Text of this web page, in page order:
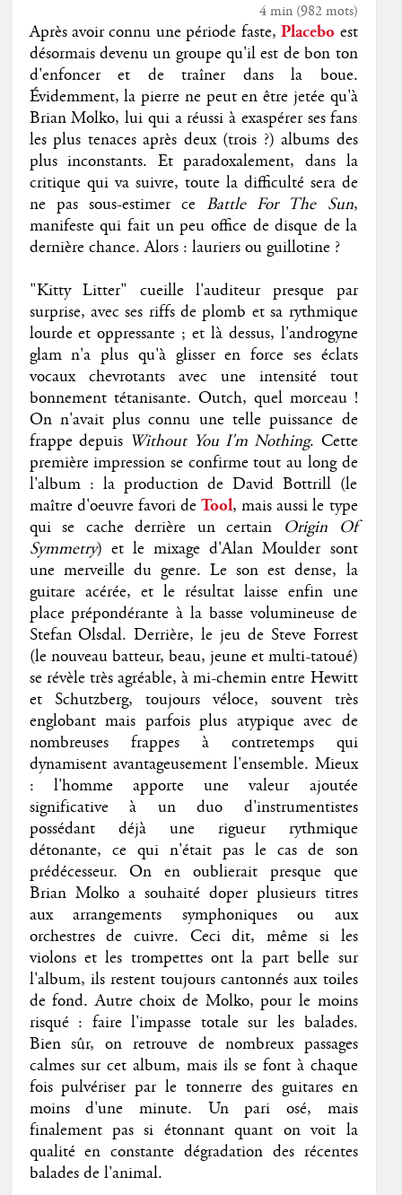
4 min(982mots)
Après avoir connu une période faste, Placebo est
désormais devenu un groupe qu'il est de bon ton
d'enfoncer et de traîner dans la boue.
Évidemment, la pierre ne peut en être jetée qu'à
Brian Molko, lui qui a réussi à exaspérer ses fans
les plus tenaces après deux (trois ?) albums des
plus inconstants. Et paradoxalement, dans la
critique qui va suivre, toute la difficulté sera de
ne pas sous-estimer ce Battle For The Sun,
manifeste qui fait un peu office de disque de la
dernière chance. Alors : lauriers ou guillotine ?
"Kitty Litter" cueille l'auditeur presque par
surprise, avec ses riffs de plomb et sa rythmique
lourde et oppressante ; et là dessus, l'androgyne
glam n'a plus qu'à glisser en force ses éclats
vocaux chevrotants avec une intensité tout
bonnement tétanisante. Outch, quel morceau !
On n'avait plus connu une telle puissance de
frappe depuis Without You I'm Nothing. Cette
première impression se confirme tout au long de
l'album : la production de David Bottrill (le
maître d'oeuvre favori de Tool, mais aussi le type
qui se cache derrière un certain Origin Of
Symmetry) et le mixage d'Alan Moulder sont
une merveille du genre. Le son est dense, la
guitare acérée, et le résultat laisse enfin une
place prépondérante à la basse volumineuse de
Stefan Olsdal. Derrière, le jeu de Steve Forrest
(le nouveau batteur, beau, jeune et multi-tatoué)
se révèle très agréable, à mi-chemin entre Hewitt
et Schutzberg, toujours véloce, souvent très
englobant mais parfois plus atypique avec de
nombreuses frappes à contretemps qui
dynamisent avantageusement l'ensemble. Mieux
: l'homme apporte une valeur ajoutée
significative à un duo d'instrumentistes
possédant déjà une rigueur rythmique
détonante, ce qui n'était pas le cas de son
prédécesseur. On en oublierait presque que
Brian Molko a souhaité doper plusieurs titres
aux arrangements symphoniques ou aux
orchestres de cuivre. Ceci dit, même si les
violons et les trompettes ont la part belle sur
l'album, ils restent toujours cantonnés aux toiles
de fond. Autre choix de Molko, pour le moins
risqué : faire l'impasse totale sur les balades.
Bien sûr, on retrouve de nombreux passages
calmes sur cet album, mais ils se font à chaque
fois pulvériser par le tonnerre des guitares en
moins d'une minute. Un pari osé, mais
finalement pas si étonnant quant on voit la
qualité en constante dégradation des récentes
balades de l'animal.